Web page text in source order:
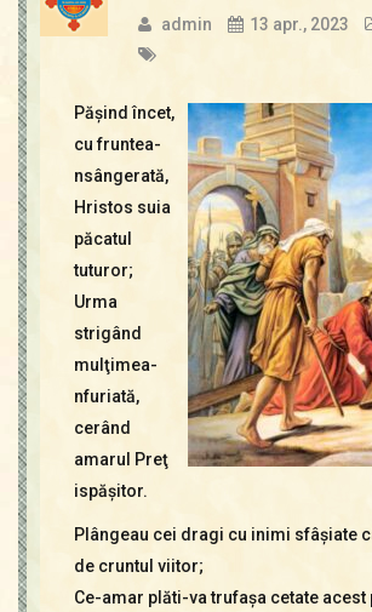
admin 13 apr., 2023
Păşind încet,
cu fruntea-
nsângerată,
Hristos suia
păcatul
tuturor;
Urma
strigând
mulţimea-
nfuriată,
cerând
amarul Preţ
ispăşitor.
Plângeau cei dragi cu inimi sfâşiate
de cruntul viitor;
Ce-amar plăti-va trufaşa cetate